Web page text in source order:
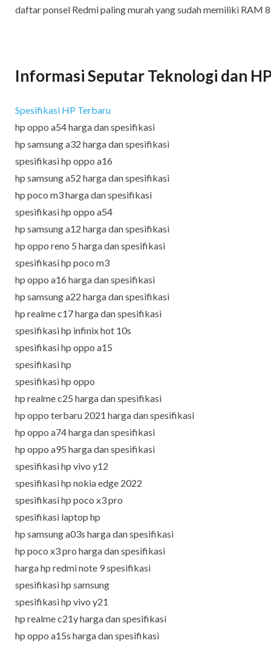
daftar ponsel Redmi paling murah yang sudah memiliki RAM
Informasi Seputar Teknologi dan
Spesifikasi HP Terbaru
hp oppo a54 harga dan spesifikasi
hp samsung a32 harga dan spesifikasi
spesifikasi hp oppo a16
hp samsung a52 harga dan spesifikasi
hp poco m3 harga dan spesifikasi
spesifikasi hp oppo a54
hp samsung a12 harga dan spesifikasi
hp oppo reno 5 harga dan spesifikasi
spesifikasi hp poco m3
hp oppo a16 harga dan spesifikasi
hp samsung a22 harga dan spesifikasi
hp realme c17 harga dan spesifikasi
spesifikasi hp infinix hot 10s
spesifikasi hp oppo a15
spesifikasi hp
spesifikasi hp oppo
hp realme c25 harga dan spesifikasi
hp oppo terbaru 2021 harga dan spesifikasi
hp oppo a74 harga dan spesifikasi
hp oppo a95 harga dan spesifikasi
spesifikasi hp vivo y12
spesifikasi hp nokia edge 2022
spesifikasi hp poco x3 pro
spesifikasi laptop hp
hp samsung a03s harga dan spesifikasi
hp poco x3 pro harga dan spesifikasi
harga hp redmi note 9 spesifikasi
spesifikasi hp samsung
spesifikasi hp vivo y21
hp realme c21y harga dan spesifikasi
hp oppo a15s harga dan spesifikasi